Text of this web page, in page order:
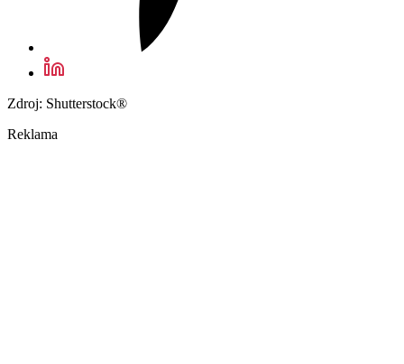
Zdroj: Shutterstock®
Reklama